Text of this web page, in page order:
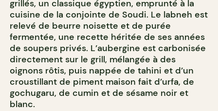
grillés, un classique égyptien, emprunté à la
cuisine de la conjointe de Soudi. Le labneh est
relevé de beurre noisette et de purée
fermentée, une recette héritée de ses années
de soupers privés. L’aubergine est carbonisée
directement sur le grill, mélangée à des
oignons rôtis, puis nappée de tahini et d’un
croustillant de piment maison fait d’urfa, de
gochugaru, de cumin et de sésame noir et
blanc.